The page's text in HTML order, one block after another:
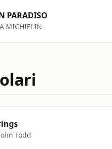
PARADISO
MICHIELIN
Todd